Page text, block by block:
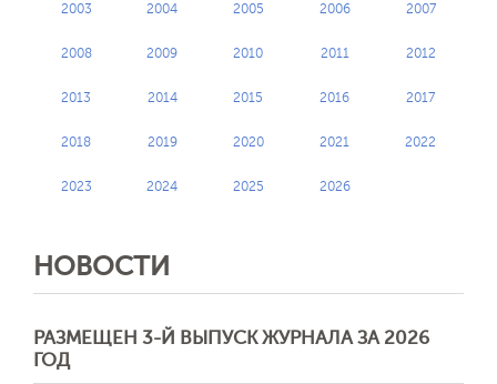
2003 2004 2005 2006 2007
2008 2009 2010 2011 2012
2013 2014 2015 2016 2017
2018 2019 2020 2021 2022
2023 2024 2025 2026
НОВОСТИ
РАЗМЕЩЕН 3-Й ВЫПУСК ЖУРНАЛА ЗА 2026
ГОД